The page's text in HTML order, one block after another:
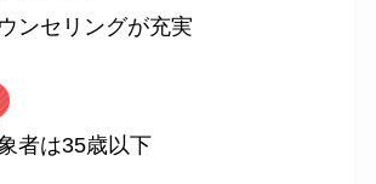
ンセリングが充実
者は35歳以下